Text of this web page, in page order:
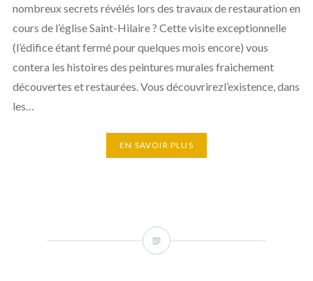
nombreux secrets révélés lors des travaux de restauration en
cours de l’église Saint-Hilaire ? Cette visite exceptionnelle
(l’édifice étant fermé pour quelques mois encore) vous
contera les histoires des peintures murales fraichement
découvertes et restaurées. Vous découvrirezl’existence, dans
les…
EN SAVOIR PLUS